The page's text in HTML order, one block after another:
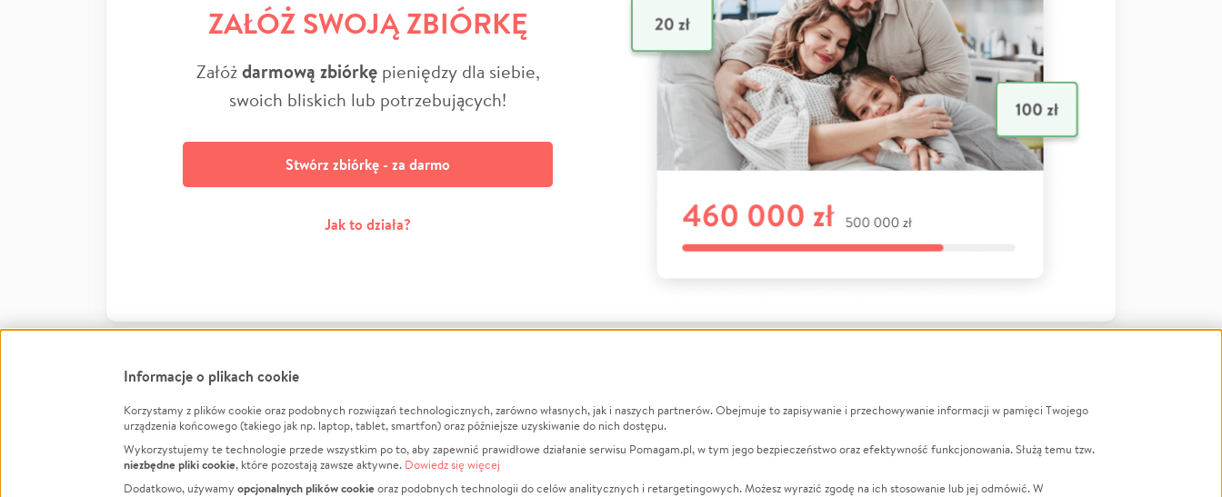
ZAŁÓŻ SWOJĄ ZBIÓRKĘ
Załóżdarmową zbiórkępieniędzy dla siebie,
swoich bliskich lub potrzebujących!
Stwórz zbiórkę - za darmo
Jak to działa?
FacebookTwitter Instagram
Informacje
Jak to działa?
Regulamin
O nas
Raporty
Zbieraj na
Leczenie
Zwierzęta
LGBTQ+
Powódź
Informacje o plikach cookie
Korzystamy z plików cookie oraz podobnych rozwiązań technologicznych, zarówno własnych, jak i naszych partnerów. Obejmuje to zapisywanie i przechowywanie informacji w pamięci Twojego
urządzenia końcowego (takiego jak np. laptop, tablet, smartfon) oraz późniejsze uzyskiwanie do nich dostępu.
Wykorzystujemy te technologie przede wszystkim po to, aby zapewnić prawidłowe działanie serwisu Pomagam.pl, w tym jego bezpieczeństwo oraz efektywność funkcjonowania. Służą temu tzw.
niezbędne pliki cookie, które pozostają zawsze aktywne. Dowiedz się więcej
Dodatkowo, używamy opcjonalnych plików cookieoraz podobnych technologii do celów analitycznych i retargetingowych. Możesz wyrazić zgodę na ich stosowanie lub jej odmówić. W